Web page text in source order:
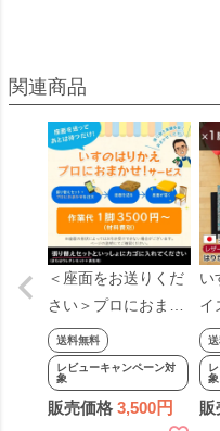
＜座面をお送りくだ
さい＞プロにおまか
せ！ 椅子の張り替え
×1脚分（作業費の
み・材料費別）※材
料は別ページからお
送料無料
レビューキャンペーン対
象
販売価格 3,500
い
イ
え
皮
【
す
象
販